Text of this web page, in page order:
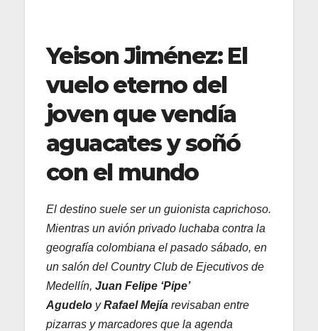
Yeison Jiménez: El
vuelo eterno del
joven que vendía
aguacates y soñó
con el mundo
El destino suele ser un guionista caprichoso.
Mientras un avión privado luchaba contra la
geografía colombiana el pasado sábado, en
un salón del Country Club de Ejecutivos de
Medellín, Juan Felipe ‘Pipe’
Agudelo yRafael Mejía revisaban entre
pizarras y marcadores que la agenda